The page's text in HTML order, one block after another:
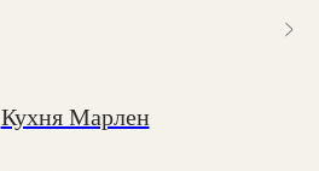
Кухня Марлен